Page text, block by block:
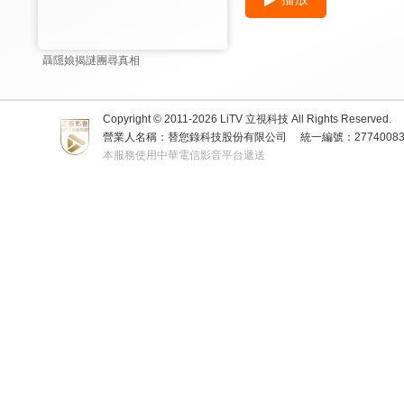
聶隱娘揭謎團尋真相
Copyright © 2011-2026 LiTV 立視科技 All Rights Reserved.
營業人名稱：替您錄科技股份有限公司
統一編號：
本服務使用中華電信影音平台遞送